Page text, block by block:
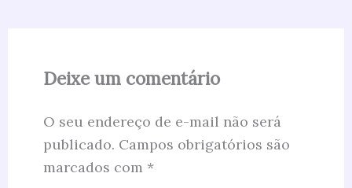
Deixe um comentário
O seu endereço de e-mail não será
publicado. Campos obrigatórios são
marcados com *